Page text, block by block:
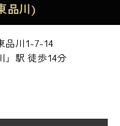
品川)
品川1-7-14
」駅 徒歩14分